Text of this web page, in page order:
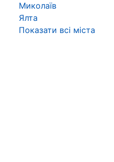
Миколаїв
Ялта
Показати всі міста